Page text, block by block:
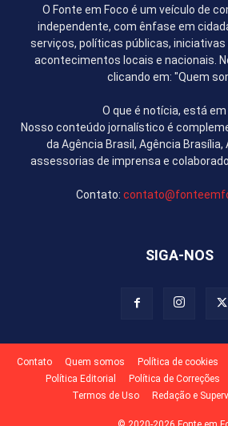
O Fonte em Foco é um veículo de
independente, com ênfase em
serviços, políticas públicas,
acontecimentos locais e nacionais.
clicando em: "Quem
O que é notícia, está em
Nosso conteúdo jornalístico é
da Agência Brasil, Agência
assessorias de imprensa e
Contato:
SIGA-NOS
Contato Quem somos Política de cookies
Política Editorial
Política de Correções
Termos de Uso
Redação e